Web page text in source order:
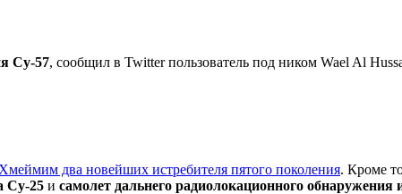
Су-57, сообщил в Twitter пользователь под ником Wael Al
два новейших истребителя пятого поколения. Кроме
Су-25 и самолет дальнего радиолокационного